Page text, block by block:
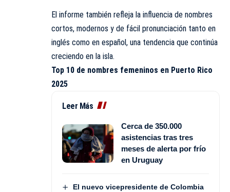
El informe también refleja la influencia de nombres
cortos, modernos y de fácil pronunciación tanto en
inglés como en español, una tendencia que continúa
creciendo en la isla.
Top 10 de nombres femeninos en Puerto Rico
2025
Leer Más
Cerca de 350.000
asistencias tras tres
meses de alerta por frío
en Uruguay
El nuevo vicepresidente de Colombia